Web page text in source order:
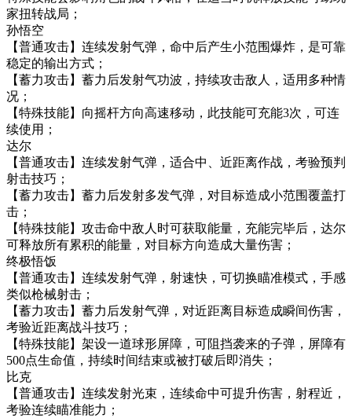
家扭转战局；
孙悟空
【普通攻击】连续发射气弹，命中后产生小范围爆炸，是可靠
稳定的输出方式；
【蓄力攻击】蓄力后发射气功波，持续攻击敌人，适用多种情
况；
【特殊技能】向摇杆方向高速移动，此技能可充能3次，可连
续使用；
达尔
【普通攻击】连续发射气弹，适合中、近距离作战，考验预判
射击技巧；
【蓄力攻击】蓄力后发射多发气弹，对目标造成小范围覆盖打
击；
【特殊技能】攻击命中敌人时可获取能量，充能完毕后，达尔
可释放所有累积的能量，对目标方向造成大量伤害；
终极悟饭
【普通攻击】连续发射气弹，射速快，可切换瞄准模式，手感
类似枪械射击；
【蓄力攻击】蓄力后发射气弹，对近距离目标造成瞬间伤害，
考验近距离战斗技巧；
【特殊技能】架设一道球形屏障，可阻挡袭来的子弹，屏障有
500点生命值，持续时间结束或被打破后即消失；
比克
【普通攻击】连续发射光束，连续命中可提升伤害，射程近，
考验连续瞄准能力；